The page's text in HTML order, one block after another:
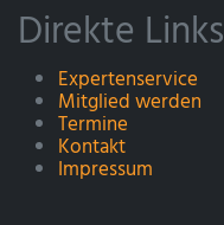
Direkte Links
Expertenservice
Mitglied werden
Termine
Kontakt
Impressum